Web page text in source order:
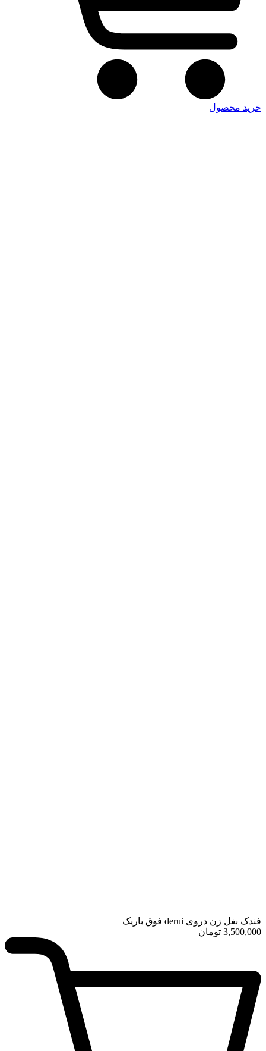
خرید محصول
فندک بغل زن دروی derui فوق باریک
3,500,000 تومان